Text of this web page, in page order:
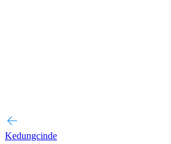
Kedungcinde